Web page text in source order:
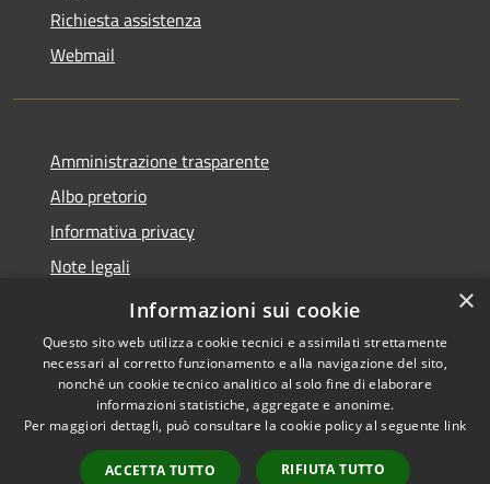
Richiesta assistenza
Webmail
Amministrazione trasparente
Albo pretorio
Informativa privacy
Note legali
Dichiarazione di accessibilità
Accessibilità
Copyright © 2026 • Comune di
Bollate • Powered by
Municipium•
Accesso
×
Informazioni sui cookie
Questo sito web utilizza cookie tecnici e assimilati strettamente
necessari al corretto funzionamento e alla navigazione del sito,
nonché un cookie tecnico analitico al solo fine di elaborare
informazioni statistiche, aggregate e anonime.
Per maggiori dettagli, può consultare la cookie policy al seguente link
ACCETTA TUTTO RIFIUTA TUTTO